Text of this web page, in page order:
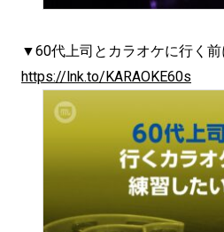
▼60代上司とカラオケに行く
https://lnk.to/KARAOKE60s